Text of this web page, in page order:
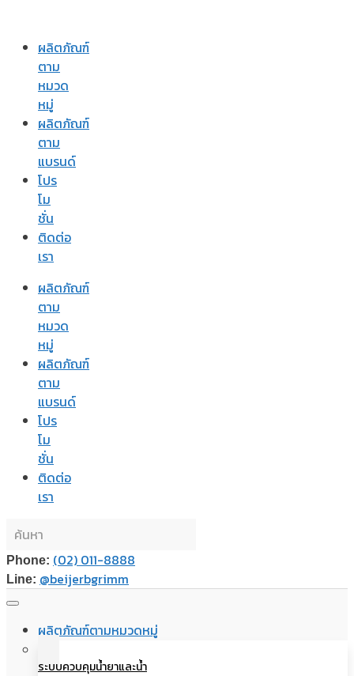
ผลิตภัณฑ์
ตาม
หมวด
หมู่
ผลิตภัณฑ์
ตาม
แบรนด์
โปร
โม
ชั่น
ติดต่อ
เรา
ผลิตภัณฑ์
ตาม
หมวด
หมู่
ผลิตภัณฑ์
ตาม
แบรนด์
โปร
โม
ชั่น
ติดต่อ
เรา
Phone: (02) 011-8888
Line: @beijerbgrimm
ผลิตภัณฑ์ตามหมวดหมู่
ระบบควบคุมน้ำยาและน้ำ